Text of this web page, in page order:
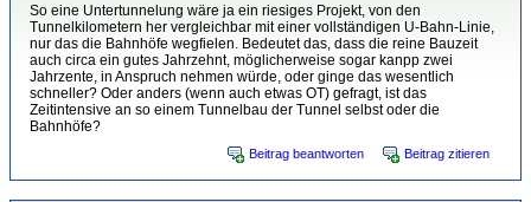
So eine Untertunnelung wäre ja ein riesiges Projekt, von den
Tunnelkilometern her vergleichbar mit einer vollständigen U-Bahn-Linie,
nur das die Bahnhöfe wegfielen. Bedeutet das, dass die reine Bauzeit
auch circa ein gutes Jahrzehnt, möglicherweise sogar kanpp zwei
Jahrzente, in Anspruch nehmen würde, oder ginge das wesentlich
schneller? Oder anders (wenn auch etwas OT) gefragt, ist das
Zeitintensive an so einem Tunnelbau der Tunnel selbst oder die
Bahnhöfe?
Beitrag beantworten Beitrag zitieren